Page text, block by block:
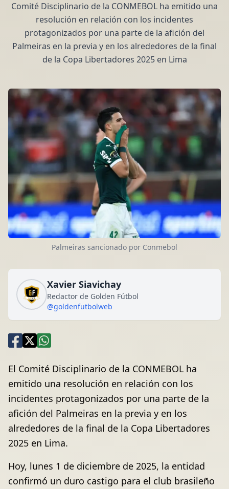
Comité Disciplinario de la CONMEBOL ha emitido una
resolución en relación con los incidentes
protagonizados por una parte de la afición del
Palmeiras en la previa y en los alrededores de la final
de la Copa Libertadores 2025 en Lima
Palmeiras sancionado por Conmebol
Xavier Siavichay
Redactor de Golden Fútbol
@goldenfutbolweb
El Comité Disciplinario de la CONMEBOL ha
emitido una resolución en relación con los
incidentes protagonizados por una parte de la
afición del Palmeiras en la previa y en los
alrededores de la final de la Copa Libertadores
2025 en Lima.
Hoy, lunes 1 de diciembre de 2025, la entidad
confirmó un duro castigo para el club brasileño